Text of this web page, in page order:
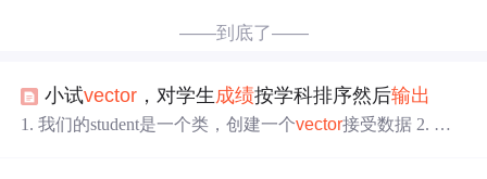
——到底了——
小试vector ，对学生成绩按学科排序然后输出
1. 我们的student是一个类，创建一个vector接受数据 2. 类